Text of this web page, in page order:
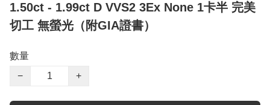
1.50ct - 1.99ct D VVS2 3Ex None 1卡半 完美
切工 無螢光（附GIA證書）
數量
−
+